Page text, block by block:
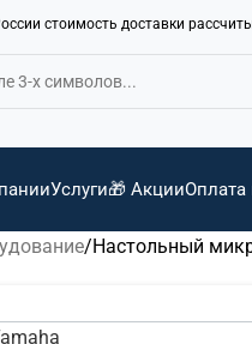
стоимость доставки
Услуги🎁 АкцииОплата
Настольный